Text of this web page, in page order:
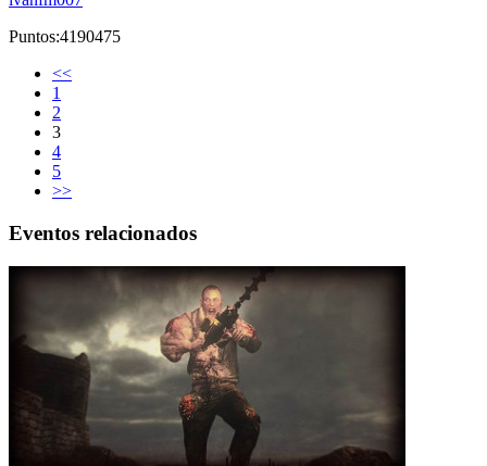
Puntos:4190475
<<
1
2
3
4
5
>>
Eventos relacionados